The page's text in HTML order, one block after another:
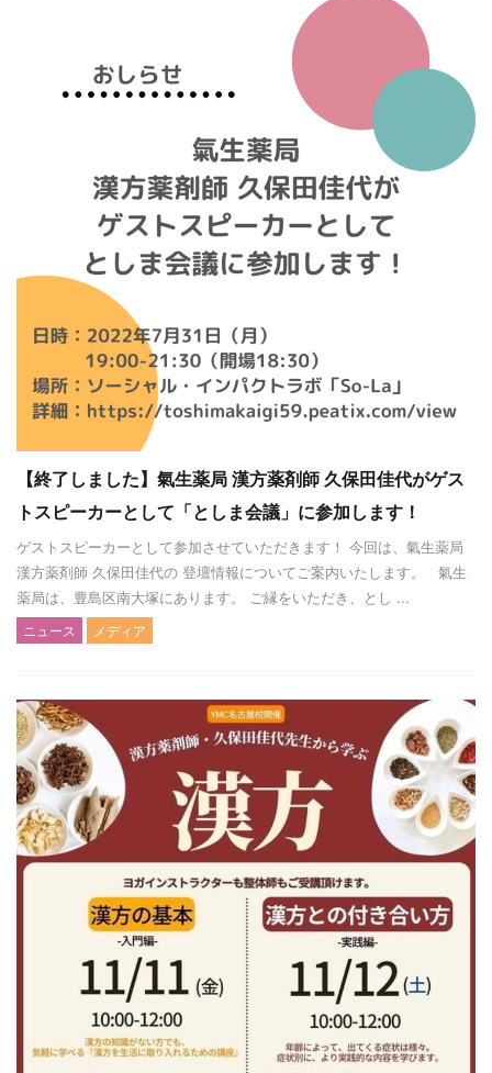
【終了しました】氣生薬局 漢方薬剤師 久保田佳代がゲス
トスピーカーとして「としま会議」に参加します！
ゲストスピーカーとして参加させていただきます！ 今回は、氣生薬局
漢方薬剤師 久保田佳代の 登壇情報についてご案内いたします。 氣生
薬局は、豊島区南大塚にあります。 ご縁をいただき、とし ...
ニュース メディア